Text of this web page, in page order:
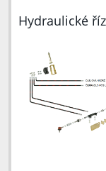
Hydraulické